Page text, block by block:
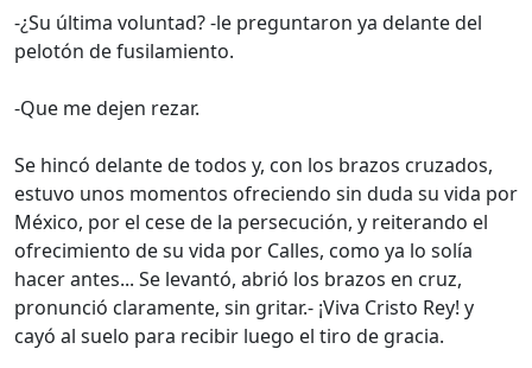
-¿Su última voluntad? -le preguntaron ya delante del
pelotón de fusilamiento.
-Que me dejen rezar.
Se hincó delante de todos y, con los brazos cruzados,
estuvo unos momentos ofreciendo sin duda su vida por
México, por el cese de la persecución, y reiterando el
ofrecimiento de su vida por Calles, como ya lo solía
hacer antes... Se levantó, abrió los brazos en cruz,
pronunció claramente, sin gritar.- ¡Viva Cristo Rey! y
cayó al suelo para recibir luego el tiro de gracia.